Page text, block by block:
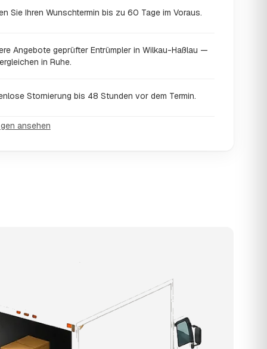
Sie Ihren Wunschtermin bis zu 60 Tage im Voraus.
Angebote geprüfter Entrümpler in Wilkau-Haßlau —
in Ruhe.
Stornierung bis 48 Stunden vor dem Termin.
ansehen